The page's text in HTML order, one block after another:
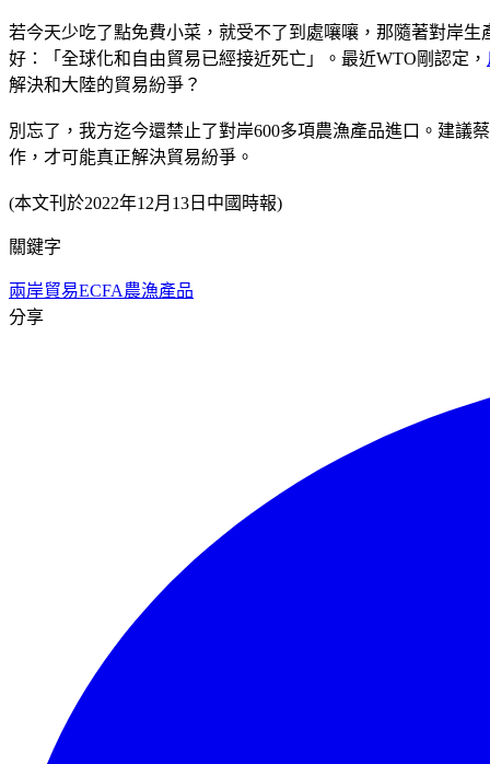
若今天少吃了點免費小菜，就受不了到處嚷嚷，那隨著對岸
好：「全球化和自由貿易已經接近死亡」。最近WTO剛認定，
解決和大陸的貿易紛爭？
別忘了，我方迄今還禁止了對岸600多項農漁產品進口。建議
作，才可能真正解決貿易紛爭。
(本文刊於2022年12月13日中國時報)
關鍵字
兩岸貿易ECFA農漁產品
分享